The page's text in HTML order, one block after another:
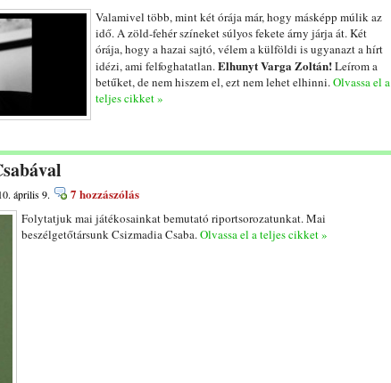
Valamivel több, mint két órája már, hogy másképp múlik az
idő. A zöld-fehér színeket súlyos fekete árny járja át. Két
órája, hogy a hazai sajtó, vélem a külföldi is ugyanazt a hírt
idézi, ami felfoghatatlan.Elhunyt Varga Zoltán!Leírom a
betűket, de nem hiszem el, ezt nem lehet elhinni.Olvassa el a
teljes cikket »
április 9. 7 hozzászólás
Folytatjuk mai játékosainkat bemutató riportsorozatunkat. Mai
beszélgetőtársunk Csizmadia Csaba.Olvassa el a teljes cikket »